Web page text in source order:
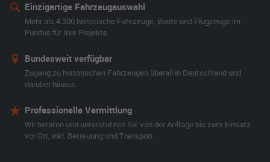
Einzigartige Fahrzeugauswahl
Mehr als 4.300 historische Fahrzeuge, Boote und Flugzeuge im
Fundus für Ihre Projekte.
Bundesweit verfügbar
Zugang zu historischen Fahrzeugen überall in Deutschland und
darüber hinaus.
Professionelle Vermittlung
Wir beraten und unterstützen Sie von der Anfrage bis zum Einsatz
vor Ort, inkl. Betreuung und Transport.